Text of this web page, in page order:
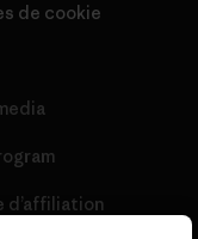
de cookie
d’affiliation